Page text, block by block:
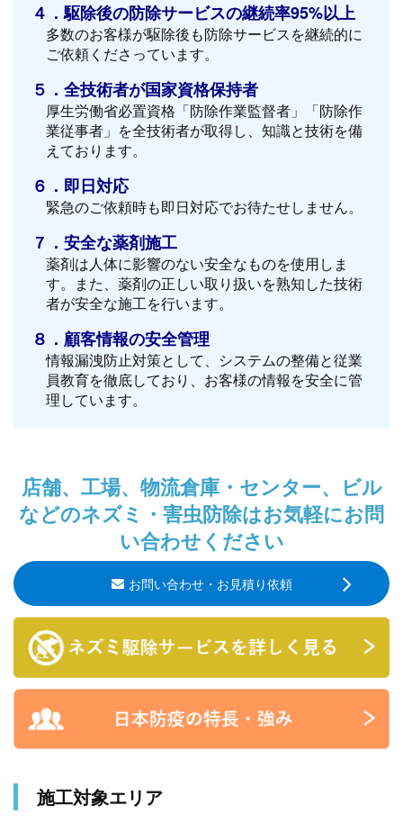
４．駆除後の防除サービスの継続率95%以上
多数のお客様が駆除後も防除サービスを継続的に
ご依頼くださっています。
５．全技術者が国家資格保持者
厚生労働省必置資格「防除作業監督者」「防除作
業従事者」を全技術者が取得し、知識と技術を備
えております。
６．即日対応
緊急のご依頼時も即日対応でお待たせしません。
７．安全な薬剤施工
薬剤は人体に影響のない安全なものを使用しま
す。また、薬剤の正しい取り扱いを熟知した技術
者が安全な施工を行います。
８．顧客情報の安全管理
情報漏洩防止対策として、システムの整備と従業
員教育を徹底しており、お客様の情報を安全に管
理しています。
店舗、工場、物流倉庫・センター、ビル
などのネズミ・害虫防除はお気軽にお問
い合わせください
お問い合わせ・お見積り依頼
施工対象エリア